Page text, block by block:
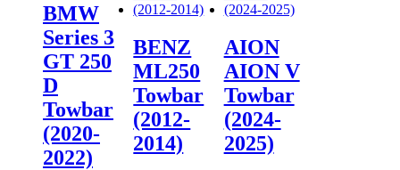
BMW
Series 3
GT 250
D
Towbar
(2020-
2022)
BENZ
ML250
Towbar
(2012-
2014)
AION
AION V
Towbar
(2024-
2025)